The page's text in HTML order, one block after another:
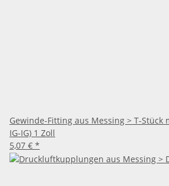
Gewinde-Fitting aus Messing > T-Stück
IG-IG) 1 Zoll
5,07 € *